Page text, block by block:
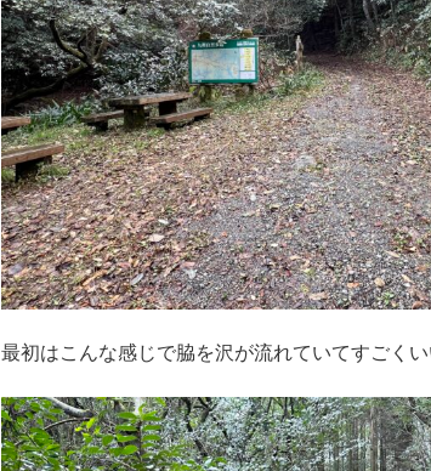
最初はこんな感じで脇を沢が流れていてすごくい